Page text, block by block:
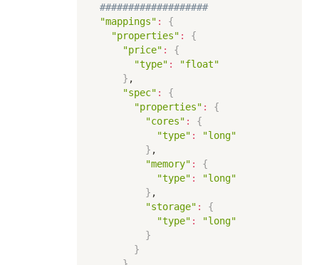
###################
"mappings" :
{
"properties" :
{
"price" :
{
"type" :
"float"
} ,
"spec" :
{
"properties" :
{
"cores" :
{
"type" :
"long"
} ,
"memory" :
{
"type" :
"long"
} ,
"storage" :
{
"type" :
"long"
}
}